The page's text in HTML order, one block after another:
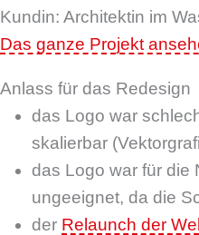
Kundin: Architektin im
Das ganze Projekt
Anlass für das Redesign
das Logo war
skalierbar
das Logo war für die
ungeeignet, da die
der Relaunch der